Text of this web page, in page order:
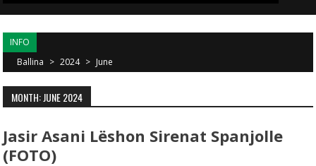
INFO
Ballina > 2024 > June
MONTH: JUNE 2024
Jasir Asani Lëshon Sirenat Spanjolle
(FOTO)